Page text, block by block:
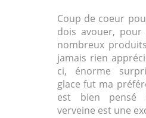
Coup de coeur
dois avouer,
nombreux
jamais rien
ci, énorme
glace fut ma
est bien
verveine est une